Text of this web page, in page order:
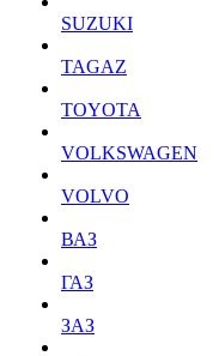
SUZUKI
TAGAZ
TOYOTA
VOLKSWAGEN
VOLVO
ВАЗ
ГАЗ
ЗАЗ